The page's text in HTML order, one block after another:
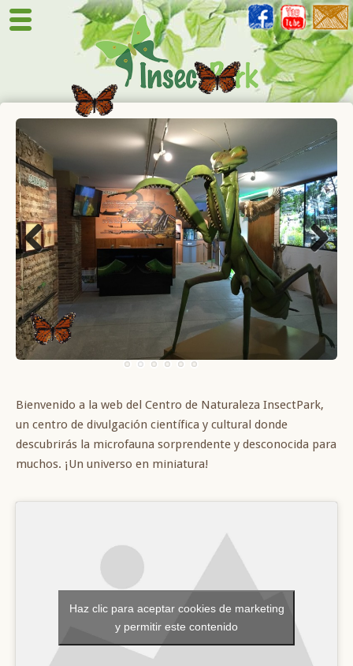
Previous Next
Bienvenido a la web del Centro de Naturaleza InsectPark,
un centro de divulgación científica y cultural donde
descubrirás la microfauna sorprendente y desconocida para
muchos. ¡Un universo en miniatura!
Haz clic para aceptar cookies de marketing
y permitir este contenido